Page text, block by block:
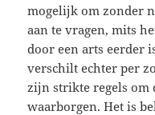
mogelijk om zonder
aan te vragen, mits
door een arts eerder
verschilt echter per
zijn strikte regels om
waarborgen. Het is